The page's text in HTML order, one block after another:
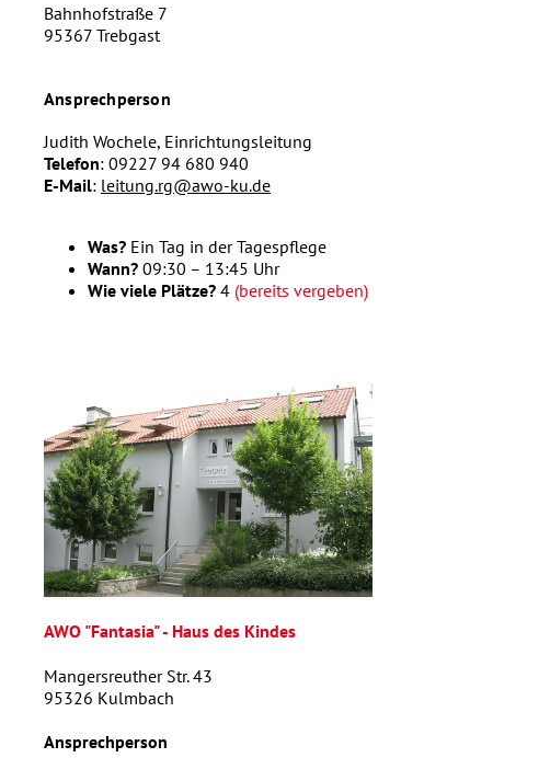
Bahnhofstraße 7
95367 Trebgast
Ansprechperson
Judith Wochele, Einrichtungsleitung
Telefon: 09227 94 680 940
E-Mail: leitung.rg@awo-ku.de
Was? Ein Tag in der Tagespflege
Wann? 09:30 – 13:45 Uhr
Wie viele Plätze? 4 (bereits vergeben)
AWO "Fantasia" - Haus des Kindes
Mangersreuther Str. 43
95326 Kulmbach
Ansprechperson